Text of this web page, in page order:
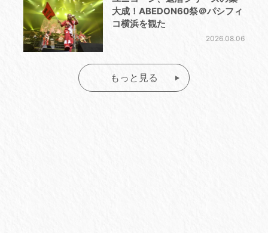
大成！ABEDON60祭＠パシフィ
コ横浜を観た
2026.08.06
もっと見る